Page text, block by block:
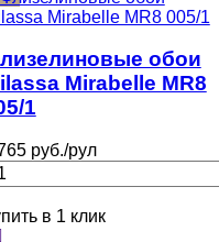
обои
Mirabelle MR8
1
руб./рул
в 1 клик